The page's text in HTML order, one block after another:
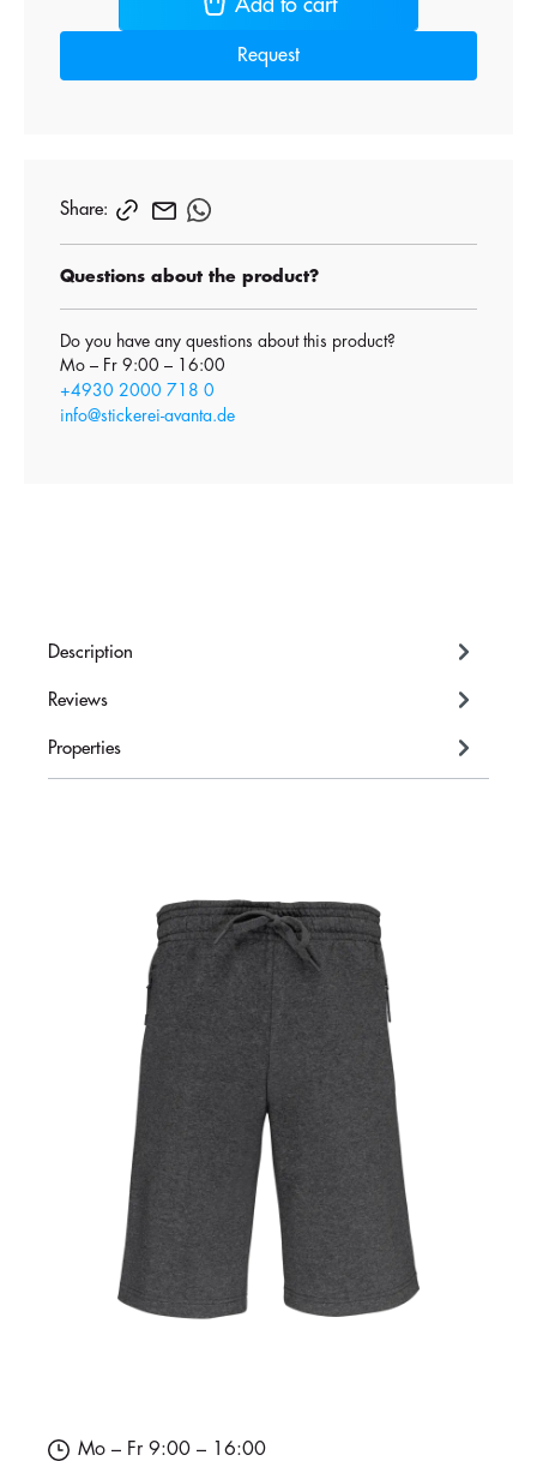
Add to cart
Request
Share:
Questions about the product?
Do you have any questions about this product?
Mo – Fr 9:00 – 16:00
+4930 2000 718 0
info@stickerei-avanta.de
Description
Reviews
Properties
Mo – Fr 9:00 – 16:00